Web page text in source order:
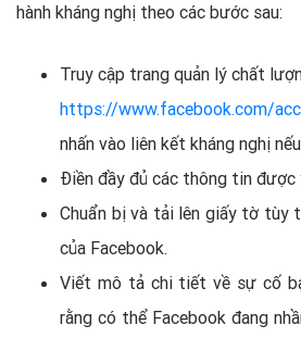
hành kháng nghị theo các bước sau:
Truy cập trang quản lý chất
https://www.facebook.com/
nhấn vào liên kết kháng nghị
Điền đầy đủ các thông tin được
Chuẩn bị và tải lên giấy tờ tùy
của Facebook.
Viết mô tả chi tiết về sự cố
rằng có thể Facebook đang